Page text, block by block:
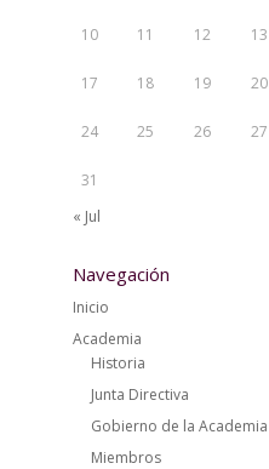
10 11 12 13
17 18 19 20
24 25 26 27
31
« Jul
Navegación
Inicio
Academia
Historia
Junta Directiva
Gobierno de la Academia
Miembros